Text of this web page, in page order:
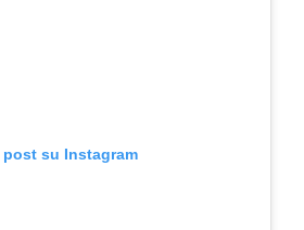
su Instagram